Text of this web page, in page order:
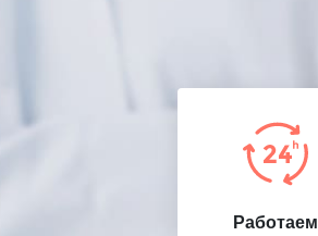
Работаем